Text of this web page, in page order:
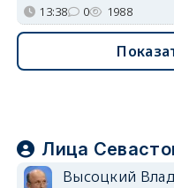
13:38 0 1988
Лица
Высоцкий